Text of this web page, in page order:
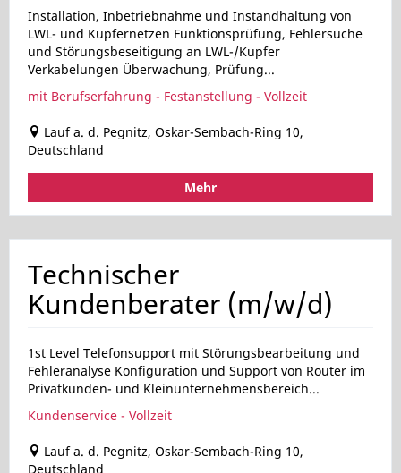
Installation, Inbetriebnahme und Instandhaltung von
LWL- und Kupfernetzen Funktionsprüfung, Fehlersuche
und Störungsbeseitigung an LWL-/Kupfer
Verkabelungen Überwachung, Prüfung...
mit Berufserfahrung - Festanstellung - Vollzeit
Lauf a. d. Pegnitz, Oskar-Sembach-Ring 10,
Deutschland
Mehr
Technischer
Kundenberater (m/w/d)
1st Level Telefonsupport mit Störungsbearbeitung und
Fehleranalyse Konfiguration und Support von Router im
Privatkunden- und Kleinunternehmensbereich...
Kundenservice - Vollzeit
Lauf a. d. Pegnitz, Oskar-Sembach-Ring 10,
Deutschland